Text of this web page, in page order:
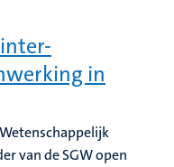
in
van de SGW open